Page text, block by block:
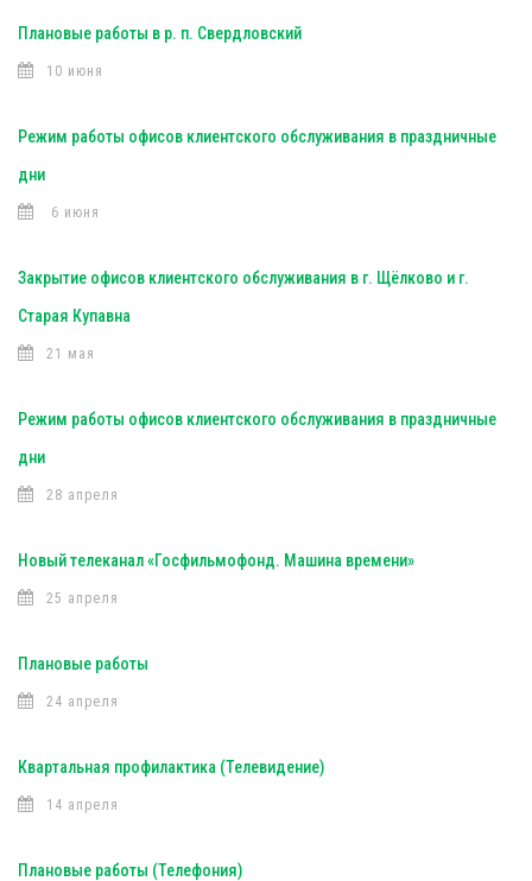
Плановые работы в р. п. Свердловский
10 июня
Режим работы офисов клиентского обслуживания в праздничные
дни
6 июня
Закрытие офисов клиентского обслуживания в г. Щёлково и г.
Старая Купавна
21 мая
Режим работы офисов клиентского обслуживания в праздничные
дни
28 апреля
Новый телеканал «Госфильмофонд. Машина времени»
25 апреля
Плановые работы
24 апреля
Квартальная профилактика (Телевидение)
14 апреля
Плановые работы (Телефония)